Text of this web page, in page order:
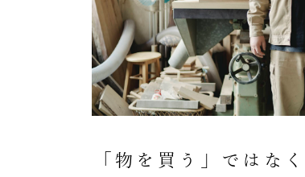
「物を買う」ではな